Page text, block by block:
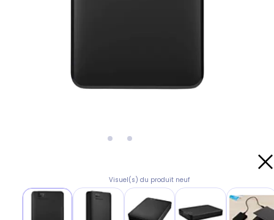
Visuel(s) du produit neuf